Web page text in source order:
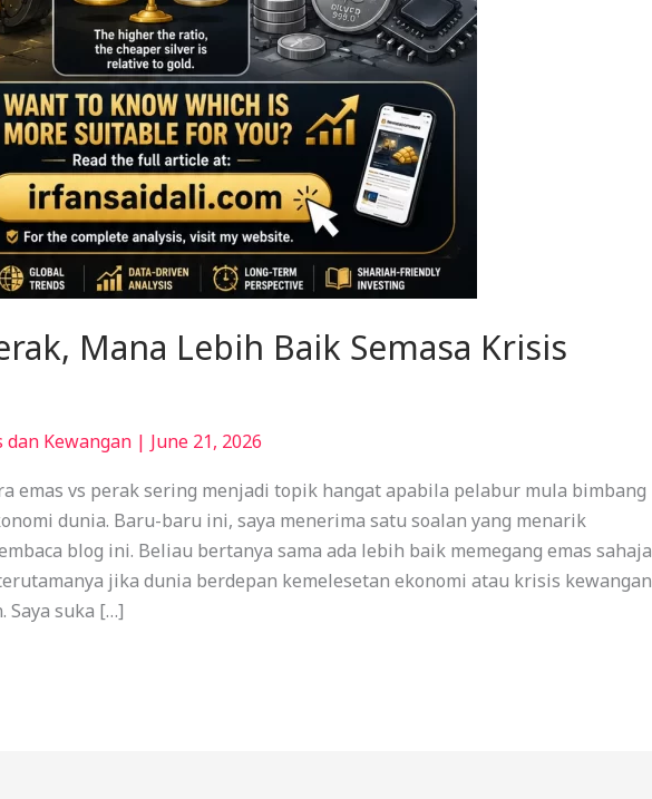
Mana Lebih Baik Semasa Krisis
dan Kewangan | June 21, 2026
emas vs perak sering menjadi topik hangat apabila pelabur mula bimbang
dunia. Baru-baru ini, saya menerima satu soalan yang menarik
blog ini. Beliau bertanya sama ada lebih baik memegang emas sahaja
jika dunia berdepan kemelesetan ekonomi atau krisis kewangan
Saya suka […]